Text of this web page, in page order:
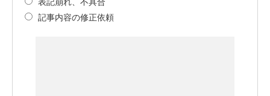
記事内容の修正依頼